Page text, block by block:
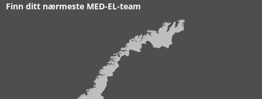
Finn ditt nærmeste MED-EL-team